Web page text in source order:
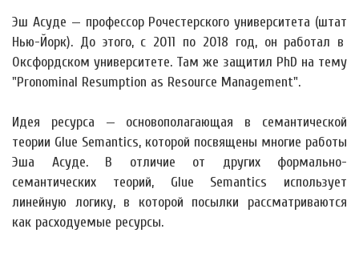
Эш Асуде — профессор Рочестерского университета (штат
Нью-Йорк). До этого, с 2011 по 2018 год, он работал в
Оксфордском университете. Там же защитил PhD на тему
"Pronominal Resumption as Resource Management".
Идея ресурса — основополагающая в семантической
теории Glue Semantics, которой посвящены многие работы
Эша Асуде. В отличие от других формально-
семантических теорий, Glue Semantics использует
линейную логику, в которой посылки рассматриваются
как расходуемые ресурсы.